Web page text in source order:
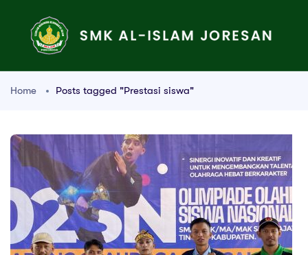
Home Posts tagged "Prestasi siswa"